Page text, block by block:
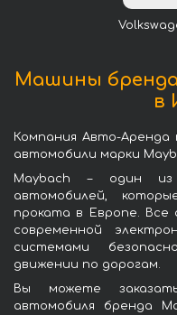
Машины бренда
в
Компания Авто-
автомобили марки
Maybach – один из
автомобилей,
проката в Европе. Все
современной
системами
движении по дорогам.
Вы можете
автомобиля бренда